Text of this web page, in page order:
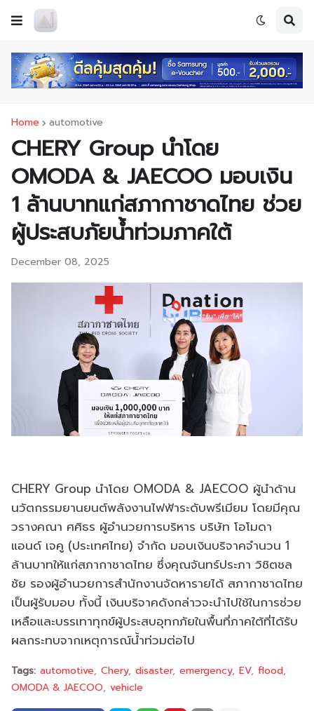
Home automotive
CHERY Group นำโดย
OMODA & JAECOO มอบเงิน
1 ล้านบาทแก่สภากาชาดไทย ช่วย
ผู้ประสบภัยน้ำท่วมภาคใต้
December 08, 2025
CHERY Group นำโดย OMODA & JAECOO ผู้นำด้าน
นวัตกรรมยานยนต์พลังงานไฟฟ้าระดับพรีเมียม โดยมีคุณ
วรางคณา ศศิธร ผู้อำนวยการบริหาร บริษัท โอโมดา
แอนด์ เจคู (ประเทศไทย) จำกัด มอบเงินบริจาคจำนวน 1
ล้านบาทให้แก่สภากาชาดไทย ซึ่งคุณจันทร์ประภา วิชิตชล
ชัย รองผู้อำนวยการสำนักงานจัดหารายได้ สภากาชาดไทย
เป็นผู้รับมอบ ทั้งนี้ เงินบริจาคดังกล่าวจะนำไปใช้ในการช่วย
เหลือและบรรเทาทุกข์ผู้ประสบอุทกภัยในพื้นที่ภาคใต้ที่ได้รับ
ผลกระทบจากเหตุการณ์น้ำท่วมต่อไป
Tags: automotive Chery disaster emergency EV flood
OMODA & JAECOO vehicle